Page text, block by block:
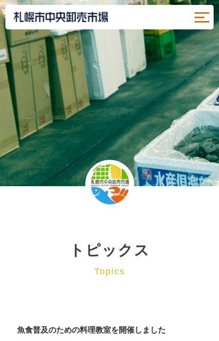
トピックス
Topics
魚食普及のための料理教室を開催しました